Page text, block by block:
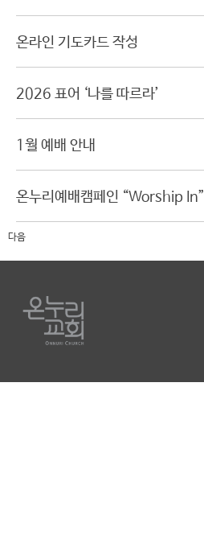
온라인 기도카드 작성
2026 표어 ‘나를 따르라’
1월 예배 안내
온누리예배캠페인 “Worship In”
다음